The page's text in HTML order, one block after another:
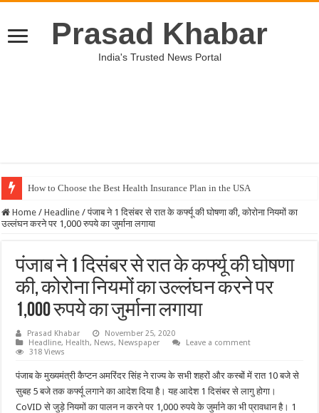
Prasad Khabar
India's Trusted News Portal
How to Choose the Best Health Insurance Plan in the USA
Home / Headline / पंजाब ने 1 दिसंबर से रात के कर्फ्यू की घोषणा की, कोरोना नियमों का
उल्लंघन करने पर 1,000 रुपये का जुर्माना लगाया
पंजाब ने 1 दिसंबर से रात के कर्फ्यू की घोषणा
की, कोरोना नियमों का उल्लंघन करने पर
1,000 रुपये का जुर्माना लगाया
Prasad Khabar
November 25, 2020
Headline, Health, News, Newspaper
Leave a comment
318 Views
पंजाब के मुख्यमंत्री कैप्टन अमरिंदर सिंह ने राज्य के सभी शहरों और कस्बों में रात 10 बजे से
सुबह 5 बजे तक कर्फ्यू लगाने का आदेश दिया है। यह आदेश 1 दिसंबर से लागु होगा।
CoVID से जुड़े नियमों का पालन न करने पर 1,000 रुपये के जुर्माने का भी प्रावधान है। 1